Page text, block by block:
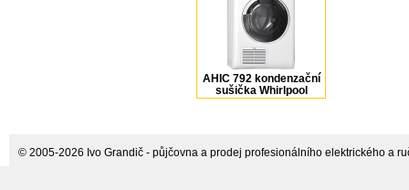
AHIC 792 kondenzační
sušička Whirlpool
© 2005-2026 Ivo Grandič - půjčovna a prodej profesionálního elektrického a